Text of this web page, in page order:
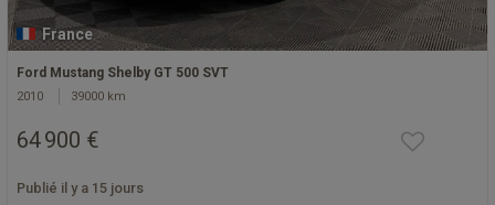
France
Ford Mustang Shelby GT 500 SVT
2010 39000 km
64 900 €
Publié il y a 15 jours